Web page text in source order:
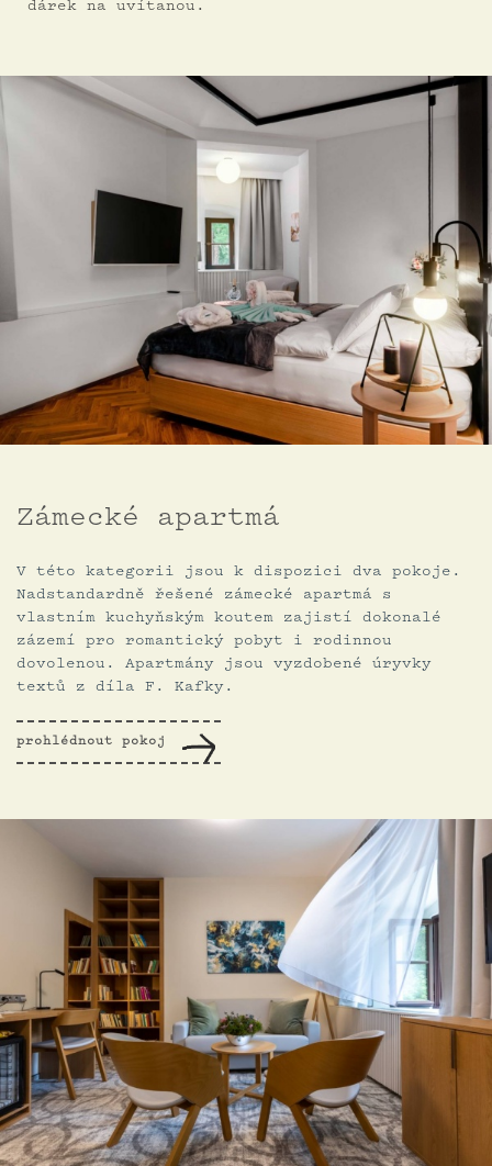
dárek na uvítanou.
Zámecké apartmá
V této kategorii jsou k dispozici dva pokoje.
Nadstandardně řešené zámecké apartmá s
vlastním kuchyňským koutem zajistí dokonalé
zázemí pro romantický pobyt i rodinnou
dovolenou. Apartmány jsou vyzdobené úryvky
textů z díla F. Kafky.
prohlédnout pokoj